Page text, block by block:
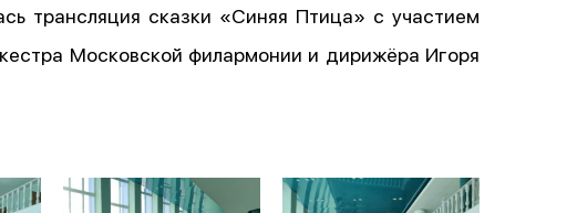
трансляция сказки «Синяя Птица» с участием
Московской филармонии и дирижёра Игоря